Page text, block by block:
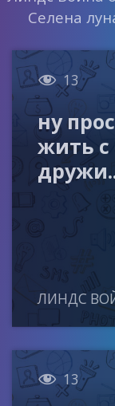
Селена
 13
ну
жить с
ЛИНДС
 13